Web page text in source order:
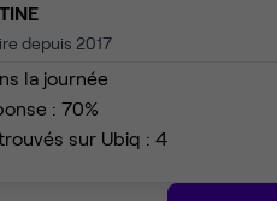
depuis 2017
la journée
: 70%
sur Ubiq : 4